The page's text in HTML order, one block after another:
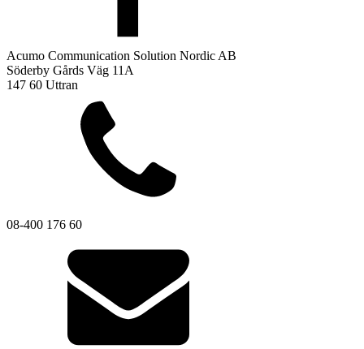
Acumo Communication Solution Nordic AB
Söderby Gårds Väg 11A
147 60 Uttran
08-400 176 60